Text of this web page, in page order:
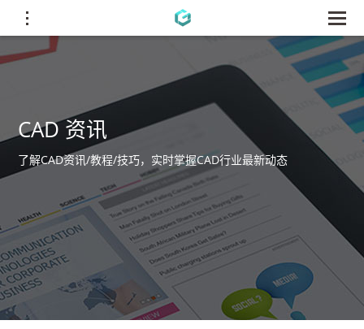
CAD 资讯
了解CAD资讯/教程/技巧，实时掌握CAD行业最新动态